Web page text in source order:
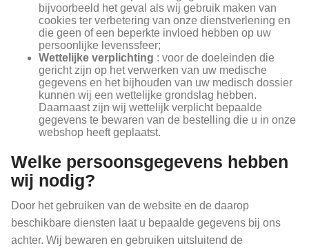
bijvoorbeeld het geval als wij gebruik maken van
cookies ter verbetering van onze dienstverlening en
die geen of een beperkte invloed hebben op uw
persoonlijke levenssfeer;
Wettelijke verplichting : voor de doeleinden die
gericht zijn op het verwerken van uw medische
gegevens en het bijhouden van uw medisch dossier
kunnen wij een wettelijke grondslag hebben.
Daarnaast zijn wij wettelijk verplicht bepaalde
gegevens te bewaren van de bestelling die u in onze
webshop heeft geplaatst.
Welke persoonsgegevens hebben
wij nodig?
Door het gebruiken van de website en de daarop
beschikbare diensten laat u bepaalde gegevens bij ons
achter. Wij bewaren en gebruiken uitsluitend de